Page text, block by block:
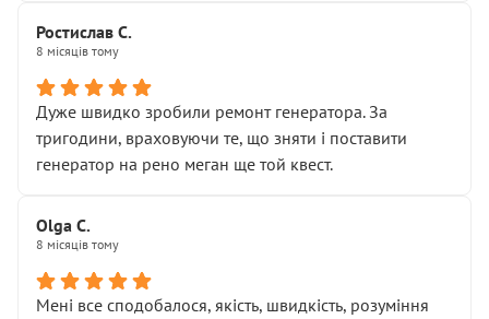
Хотілося б більше:
• належної уваги до авто
• прозорості в роботах і рахунках
• реальної діагностики, а не формального
“подивились і поїхав”
На жаль, складається враження, що сервіс працює не
Стосовно комунікації - все добре
звертатися до цього автосервісу.
Ростислав С.
8 місяців тому
Дуже швидко зробили ремонт генератора. За
тригодини, враховуючи те, що зняти і поставити
генератор на рено меган ще той квест.
Olga С.
8 місяців тому
Мені все сподобалося, якість, швидкість, розуміння